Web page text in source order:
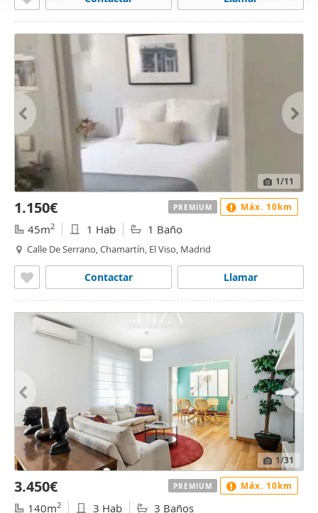
1/11
1.150€
45m2 1 Hab 1 Baño
Calle De Serrano, Chamartín, El Viso, Madrid
Llamar
Contactar
PREMIUM Máx. 10km
1/31
3.450€
140m2 3 Hab 3 Baños
PREMIUM Máx. 10km